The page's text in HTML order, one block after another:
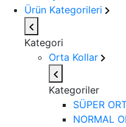
Ürün Kategorileri
Kategori
Orta Kollar
Kategoriler
SÜPER
NORMAL